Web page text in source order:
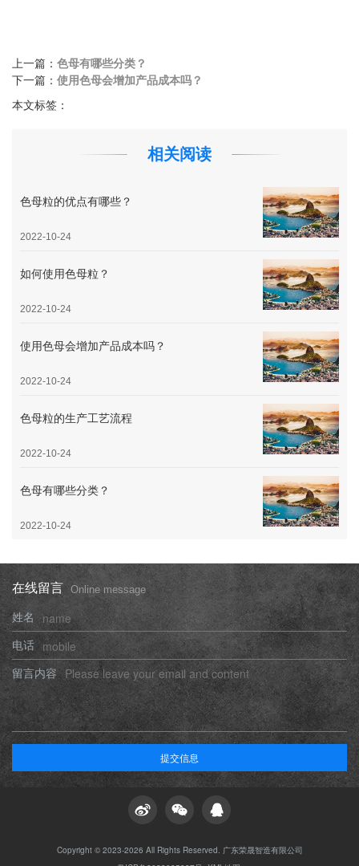
上一篇： 色母有哪些分类？
下一篇： 使用色母会增加产品成本吗？
本文标签：
相关阅读
色母粒的优点有哪些？
2022-10-24
如何使用色母粒？
2022-10-24
使用色母会增加产品成本吗？
2022-10-24
色母粒的生产工艺流程
2022-10-24
色母有哪些分类？
2022-10-24
在线留言 Online message
姓名
电话
留言内容
提交信息
Copyright © 2023-2026 All Rights Reserved. 广东荣晟智造有限公司